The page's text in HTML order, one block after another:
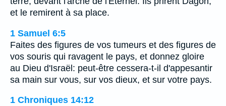
et le remirent à sa place.
1 Samuel 6:5
Faites des figures de vos tumeurs et des figures de
vos souris qui ravagent le pays, et donnez gloire
au Dieu d'Israël: peut-être cessera-t-il d'appesantir
sa main sur vous, sur vos dieux, et sur votre pays.
1 Chroniques 14:12